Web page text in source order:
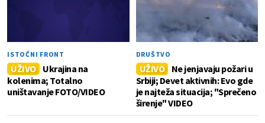
ISTOČNI FRONT
UŽIVO
Ukrajina na
kolenima; Totalno
uništavanje FOTO/VIDEO
DRUŠTVO
UŽIVO
Ne jenjavaju požari u
Srbiji; Devet aktivnih: Evo gde
je najteža situacija; "Sprečeno
širenje" VIDEO